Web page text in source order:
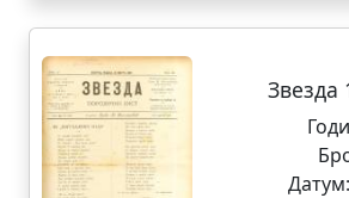
Звезда
Датум: